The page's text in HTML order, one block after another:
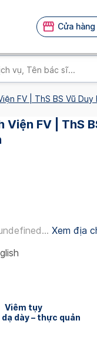
Cửa
FV | ThS BS Vũ Duy
Viện FV | ThS
Xem địa
Viêm tụy
dày – thực quản